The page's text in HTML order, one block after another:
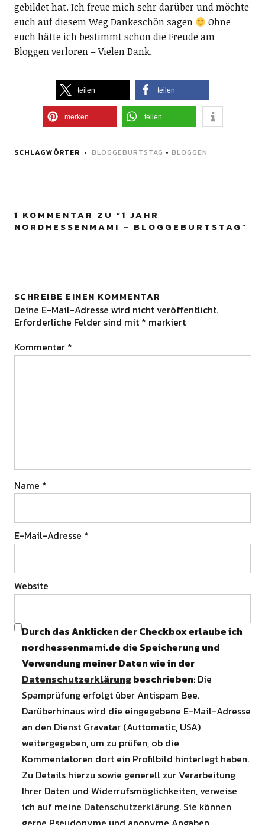
gebildet hat. Ich freue mich sehr darüber und möchte
euch auf diesem Weg Dankeschön sagen
Ohne
euch hätte ich bestimmt schon die Freude am
Bloggen verloren – Vielen Dank.
teilen teilen
merken teilen
SCHLAGWÖRTER BLOGGEBURTSTAG • BLOGGEN
1 KOMMENTAR ZU “1 JAHR
NORDHESSENMAMI – BLOGGEBURTSTAG”
SCHREIBE EINEN KOMMENTAR
Deine E-Mail-Adresse wird nicht veröffentlicht.
Erforderliche Felder sind mit * markiert
Kommentar *
Name *
E-Mail-Adresse *
Website
Durch das Anklicken der Checkbox erlaube ich
nordhessenmami.de die Speicherung und
Verwendung meiner Daten wie in der
Datenschutzerklärung beschrieben: Die
Spamprüfung erfolgt über Antispam Bee.
Darüberhinaus wird die eingegebene E-Mail-Adresse
an den Dienst Gravatar (Auttomatic, USA)
weitergegeben, um zu prüfen, ob die
Kommentatoren dort ein Profilbild hinterlegt haben.
Zu Details hierzu sowie generell zur Verarbeitung
Ihrer Daten und Widerrufsmöglichkeiten, verweise
ich auf meine Datenschutzerklärung. Sie können